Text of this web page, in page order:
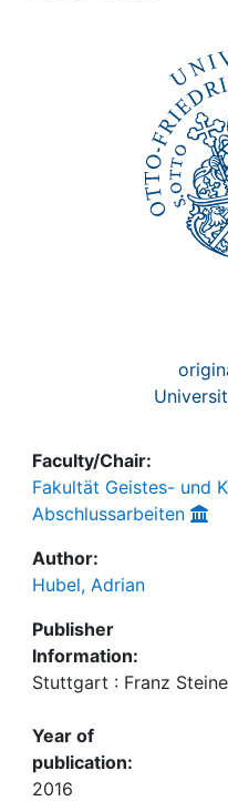
Faculty/Chair:
Fakultät Geistes- und
Abschlussarbeiten
Author:
Hubel, Adrian
Publisher
Information:
Stuttgart : Franz
Year of
publication:
2016